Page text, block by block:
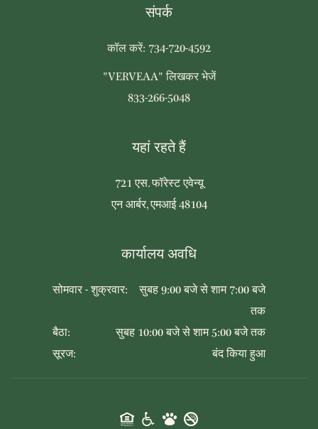
संपर्क
कॉल करें: 734-720-4592
"VERVEAA" लिखकर भेजें
833-266-5048
यहां रहते हैं
721 एस. फॉरेस्ट एवेन्यू
एन आर्बर, एमआई 48104
कार्यालय अवधि
सोमवार - शुक्रवार:
सुबह 9:00 बजे से शाम 7:00 बजे
तक
बैठा:
सुबह 10:00 बजे से शाम 5:00 बजे तक
सूरज:
बंद किया हुआ